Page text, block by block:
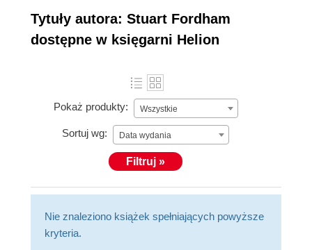
Tytuły autora: Stuart Fordham
dostępne w księgarni Helion
Pokaż produkty: Wszystkie
Sortuj wg: Data wydania
Filtruj »
Nie znaleziono książek spełniających powyższe
kryteria.